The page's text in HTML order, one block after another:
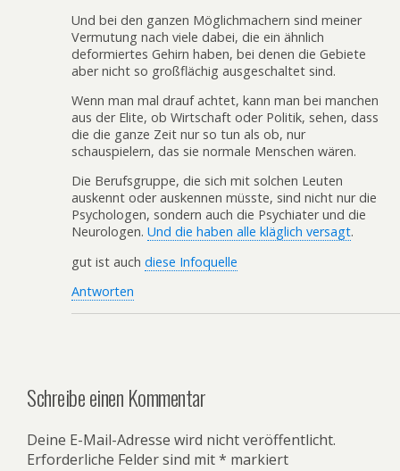
Und bei den ganzen Möglichmachern sind meiner
Vermutung nach viele dabei, die ein ähnlich
deformiertes Gehirn haben, bei denen die Gebiete
aber nicht so großflächig ausgeschaltet sind.
Wenn man mal drauf achtet, kann man bei manchen
aus der Elite, ob Wirtschaft oder Politik, sehen, dass
die die ganze Zeit nur so tun als ob, nur
schauspielern, das sie normale Menschen wären.
Die Berufsgruppe, die sich mit solchen Leuten
auskennt oder auskennen müsste, sind nicht nur die
Psychologen, sondern auch die Psychiater und die
Neurologen. Und die haben alle kläglich versagt.
gut ist auch diese Infoquelle
Antworten
Schreibe einen Kommentar
Deine E-Mail-Adresse wird nicht veröffentlicht.
Erforderliche Felder sind mit* markiert